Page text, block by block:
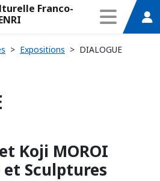
Franco-
> Expositions > DIALOGUE
Koji MOROI
Sculptures